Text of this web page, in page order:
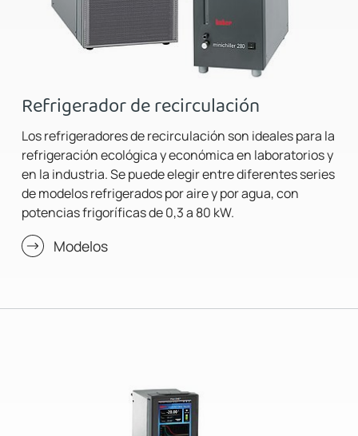
Refrigerador de recirculación
Los refrigeradores de recirculación son ideales para la
refrigeración ecológica y económica en laboratorios y
en la industria. Se puede elegir entre diferentes series
de modelos refrigerados por aire y por agua, con
potencias frigoríficas de 0,3 a 80 kW.
Modelos